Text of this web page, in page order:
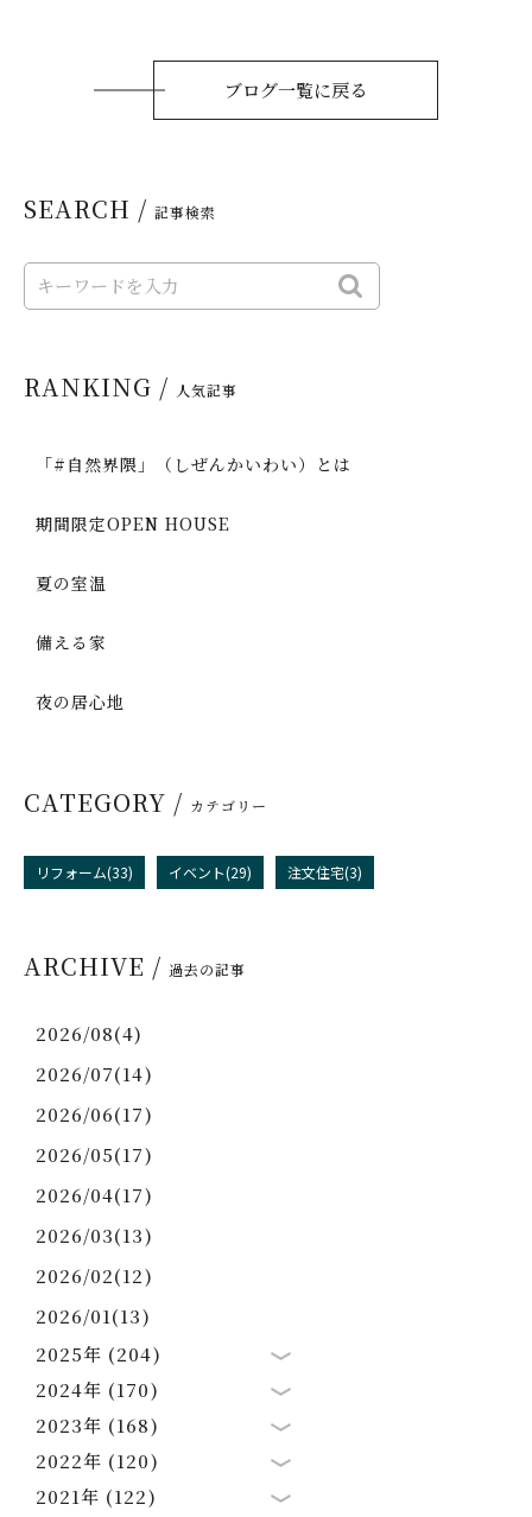
ブログ一覧に戻る
SEARCH / 記事検索
RANKING / 人気記事
「#自然界隈」（しぜんかいわい）とは
期間限定OPEN HOUSE
夏の室温
備える家
夜の居心地
CATEGORY / カテゴリー
リフォーム(33) イベント(29) 注文住宅(3)
ARCHIVE / 過去の記事
2026/08(4)
2026/07(14)
2026/06(17)
2026/05(17)
2026/04(17)
2026/03(13)
2026/02(12)
2026/01(13)
2025年 (204)
2024年 (170)
2023年 (168)
2022年 (120)
2021年 (122)